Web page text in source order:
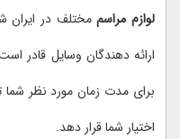
لوازم مراسممختلف در ایران
ارائه دهندگان وسایل قادر است
برای مدت زمان مورد نظر شما
اختیار شما قرار دهد.